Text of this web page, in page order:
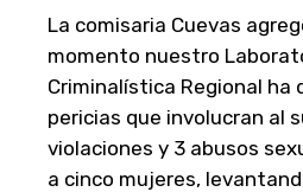
La comisaria Cuevas
momento nuestro
Criminalística Regional ha
pericias que involucran al
violaciones y 3 abusos
a cinco mujeres,